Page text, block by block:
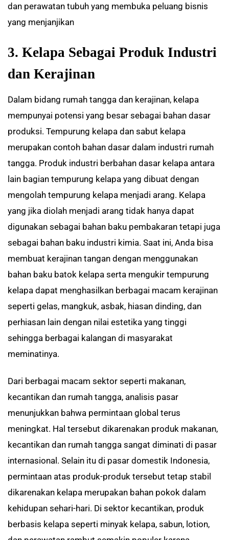
dan perawatan tubuh yang membuka peluang bisnis
yang menjanjikan
3. Kelapa Sebagai Produk Industri
dan Kerajinan
Dalam bidang rumah tangga dan kerajinan, kelapa
mempunyai potensi yang besar sebagai bahan dasar
produksi. Tempurung kelapa dan sabut kelapa
merupakan contoh bahan dasar dalam industri rumah
tangga. Produk industri berbahan dasar kelapa antara
lain bagian tempurung kelapa yang dibuat dengan
mengolah tempurung kelapa menjadi arang. Kelapa
yang jika diolah menjadi arang tidak hanya dapat
digunakan sebagai bahan baku pembakaran tetapi juga
sebagai bahan baku industri kimia. Saat ini, Anda bisa
membuat kerajinan tangan dengan menggunakan
bahan baku batok kelapa serta mengukir tempurung
kelapa dapat menghasilkan berbagai macam kerajinan
seperti gelas, mangkuk, asbak, hiasan dinding, dan
perhiasan lain dengan nilai estetika yang tinggi
sehingga berbagai kalangan di masyarakat
meminatinya.
Dari berbagai macam sektor seperti makanan,
kecantikan dan rumah tangga, analisis pasar
menunjukkan bahwa permintaan global terus
meningkat. Hal tersebut dikarenakan produk makanan,
kecantikan dan rumah tangga sangat diminati di pasar
internasional. Selain itu di pasar domestik Indonesia,
permintaan atas produk-produk tersebut tetap stabil
dikarenakan kelapa merupakan bahan pokok dalam
kehidupan sehari-hari. Di sektor kecantikan, produk
berbasis kelapa seperti minyak kelapa, sabun, lotion,